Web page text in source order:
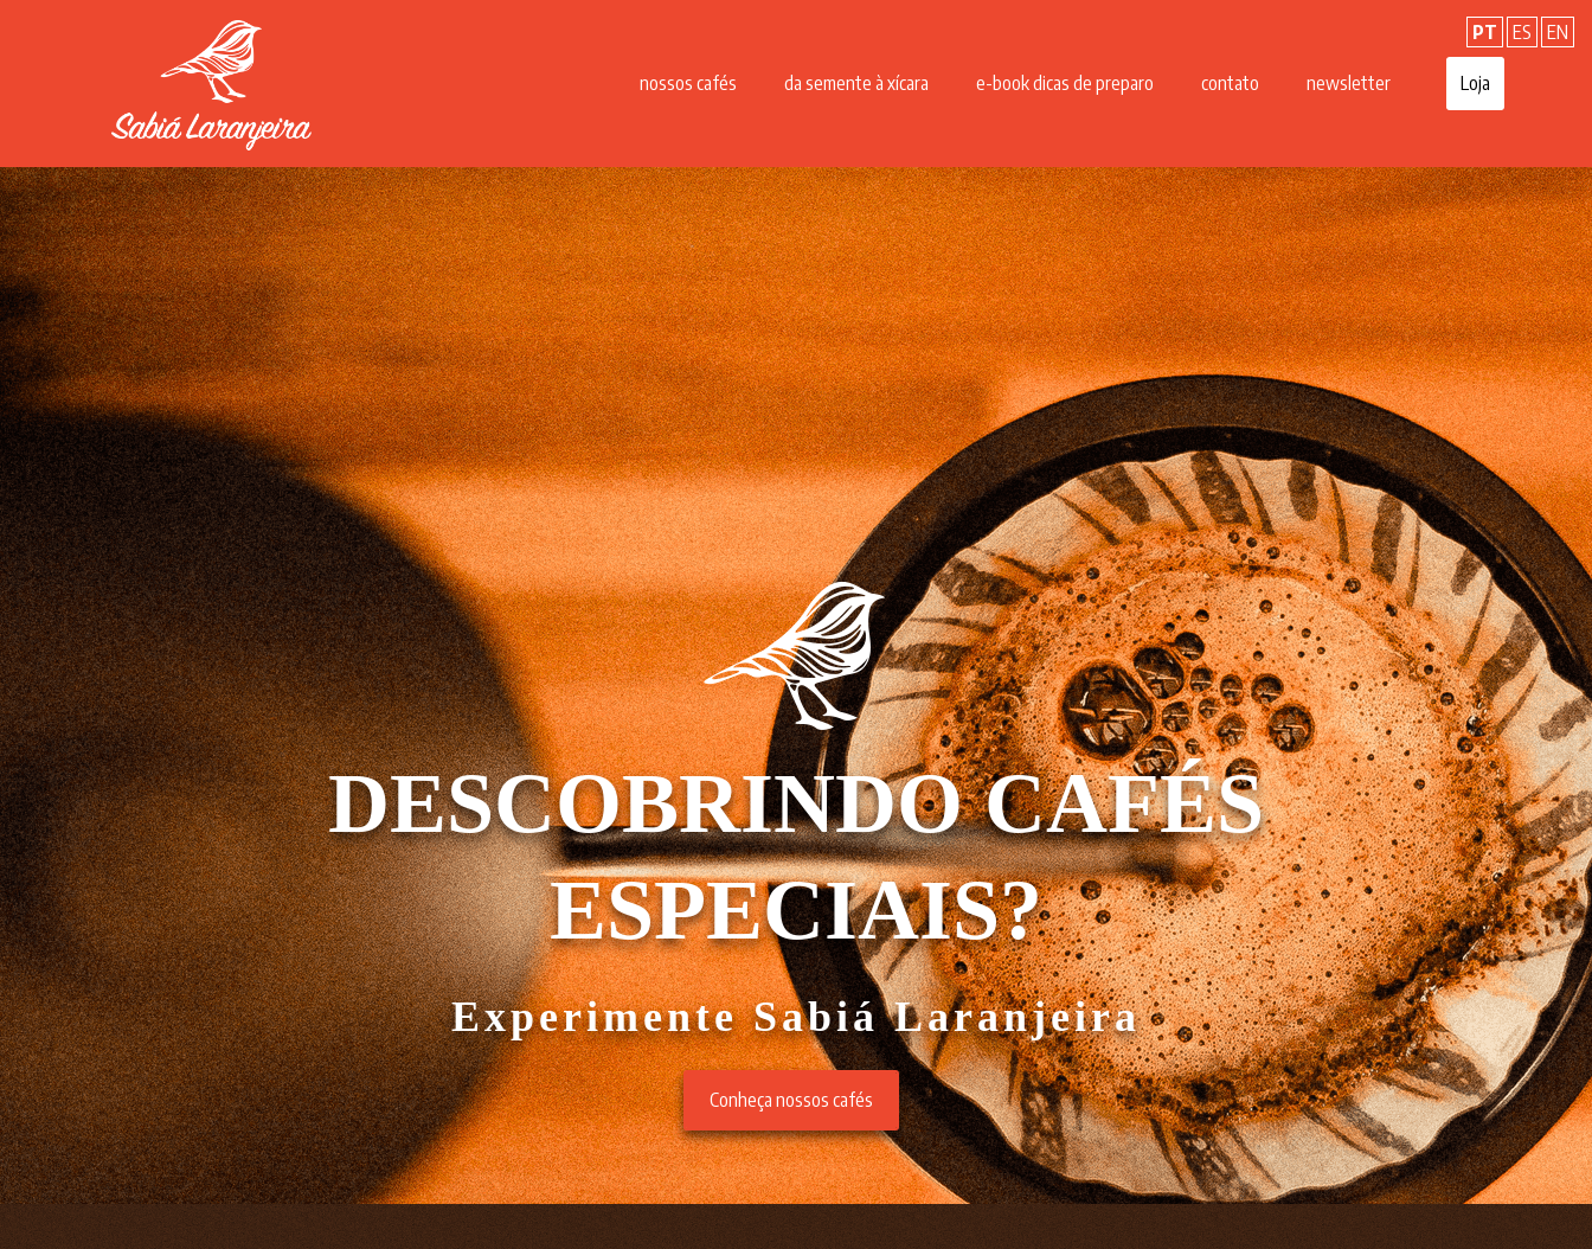
nossos cafés da semente à xícara e-book dicas de preparo contato newsletter Loja
DESCOBRINDO CAFÉS
ESPECIAIS?
Experimente Sabiá Laranjeira
Conheça nossos cafés
PT ES EN